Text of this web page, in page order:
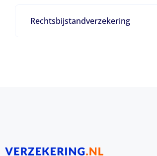
Rechtsbijstandverzekering